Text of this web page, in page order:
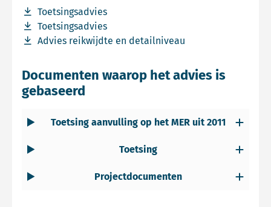
Toetsingsadvies
Download bestand Toetsingsadvies
Toetsingsadvies
Download bestand Toetsingsadvies
Advies reikwijdte en detailniveau
Download bestand Advies reikwijdte en detailniveau
Documenten waarop het advies is
gebaseerd
Toetsing aanvulling op het MER uit 2011
Toetsing
Projectdocumenten